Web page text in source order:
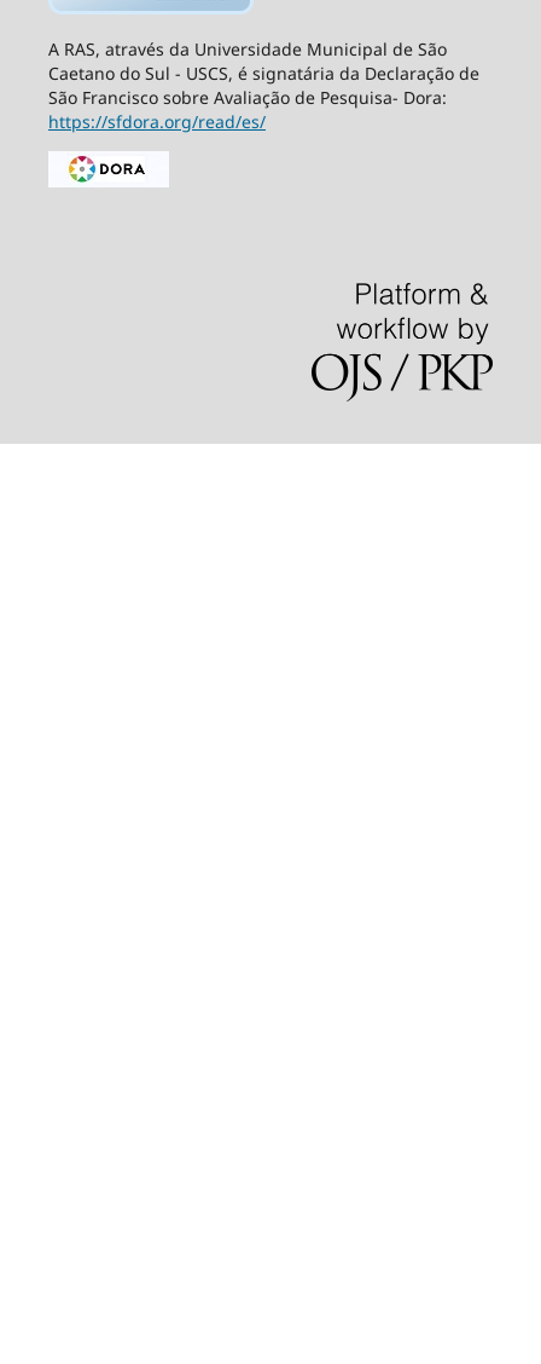
A RAS, através da Universidade Municipal de São
Caetano do Sul - USCS, é signatária da Declaração de
São Francisco sobre Avaliação de Pesquisa- Dora:
https://sfdora.org/read/es/